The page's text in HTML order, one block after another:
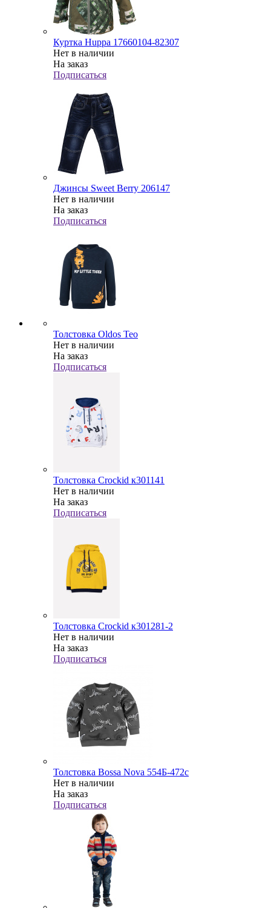
Куртка Huppa 17660104-82307
Нет в наличии
На заказ
Подписаться
Джинсы Sweet Berry 206147
Нет в наличии
На заказ
Подписаться
Толстовка Oldos Тео
Нет в наличии
На заказ
Подписаться
Толстовка Crockid к301141
Нет в наличии
На заказ
Подписаться
Толстовка Crockid к301281-2
Нет в наличии
На заказ
Подписаться
Толстовка Bossa Nova 554Б-472с
Нет в наличии
На заказ
Подписаться